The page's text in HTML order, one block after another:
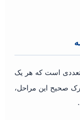
است که هر یک
صحیح این مراحل،